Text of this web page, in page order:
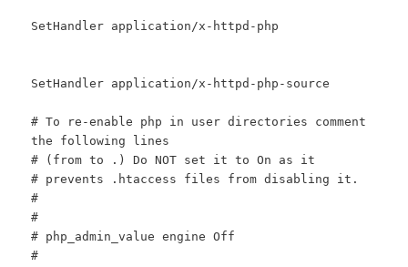
SetHandler application/x-httpd-php
SetHandler application/x-httpd-php-source
# To re-enable php in user directories comment
the following lines
# (fromto
.) Do NOT set it to On as it
# prevents .htaccess files from disabling it.
#
#
# php_admin_value engine Off
#